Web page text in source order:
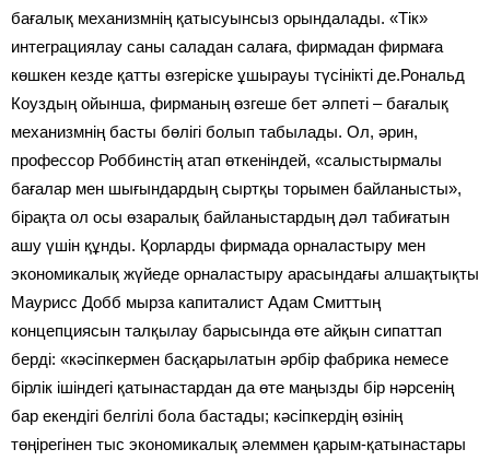
бағалық механизмнің қатысуынсыз орындалады. «Тік»
интеграциялау саны саладан салаға, фирмадан фирмаға
көшкен кезде қатты өзгеріске ұшырауы түсінікті де.Рональд
Коуздың ойынша, фирманың өзгеше бет әлпеті – бағалық
механизмнің басты бөлігі болып табылады. Ол, әрин,
профессор Роббинстің атап өткеніндей, «салыстырмалы
бағалар мен шығындардың сыртқы торымен байланысты»,
бірақта ол осы өзаралық байланыстардың дәл табиғатын
ашу үшін құнды. Қорларды фирмада орналастыру мен
экономикалық жүйеде орналастыру арасындағы алшақтықты
Маурисс Добб мырза капиталист Адам Смиттың
концепциясын талқылау барысында өте айқын сипаттап
берді: «кәсіпкермен басқарылатын әрбір фабрика немесе
бірлік ішіндегі қатынастардан да өте маңызды бір нәрсенің
бар екендігі белгілі бола бастады; кәсіпкердің өзінің
төңірегінен тыс экономикалық әлеммен қарым-қатынастары